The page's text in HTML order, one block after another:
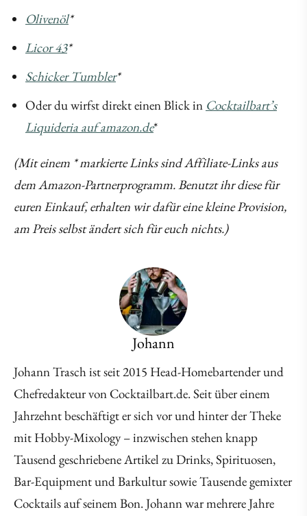
Olivenöl*
Licor 43*
Schicker Tumbler*
Oder du wirfst direkt einen Blick in Cocktailbart’s
Liquideria auf amazon.de*
(Mit einem * markierte Links sind Affiliate-Links aus
dem Amazon-Partnerprogramm. Benutzt ihr diese für
euren Einkauf, erhalten wir dafür eine kleine Provision,
am Preis selbst ändert sich für euch nichts.)
Johann
Johann Trasch ist seit 2015 Head-Homebartender und
Chefredakteur von Cocktailbart.de. Seit über einem
Jahrzehnt beschäftigt er sich vor und hinter der Theke
mit Hobby-Mixology – inzwischen stehen knapp
Tausend geschriebene Artikel zu Drinks, Spirituosen,
Bar-Equipment und Barkultur sowie Tausende gemixter
Cocktails auf seinem Bon. Johann war mehrere Jahre